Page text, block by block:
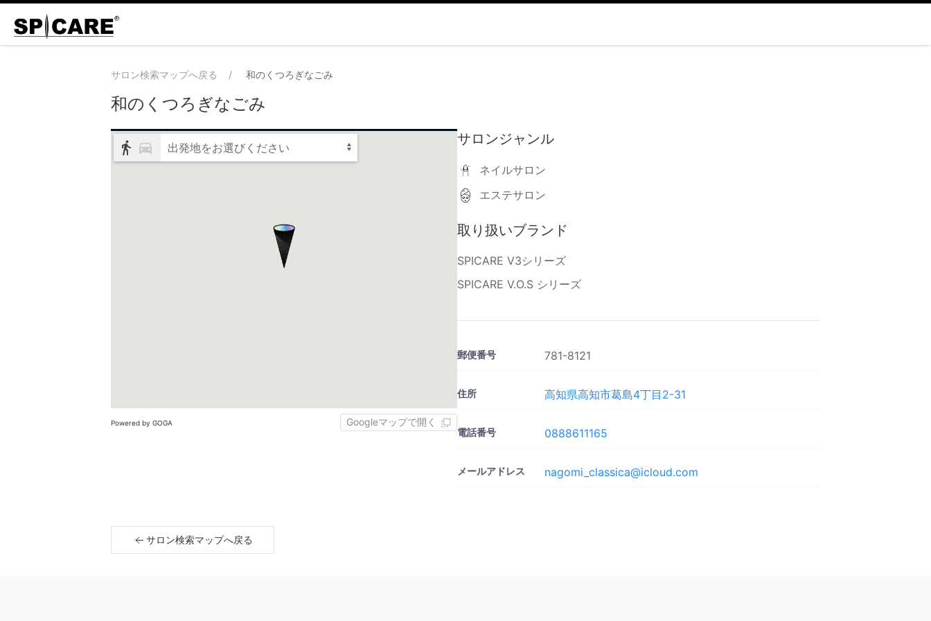
サロン検索マップへ戻る 和のくつろぎなごみ
和のくつろぎなごみ
出発地をお選びください
Powered by GOGA Googleマップで開く
サロンジャンル
ネイルサロン
エステサロン
取り扱いブランド
SPICARE V3シリーズ
SPICARE V.O.S シリーズ
郵便番号 781-8121
住所 高知県高知市葛島4丁目2-31
電話番号 0888611165
メールアドレス nagomi_classica@icloud.com
サロン検索マップへ戻る